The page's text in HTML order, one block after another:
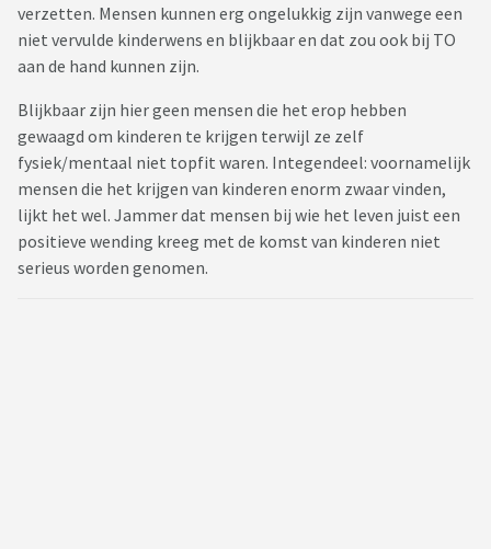
verzetten. Mensen kunnen erg ongelukkig zijn vanwege een
niet vervulde kinderwens en blijkbaar en dat zou ook bij TO
aan de hand kunnen zijn.
Blijkbaar zijn hier geen mensen die het erop hebben
gewaagd om kinderen te krijgen terwijl ze zelf
fysiek/mentaal niet topfit waren. Integendeel: voornamelijk
mensen die het krijgen van kinderen enorm zwaar vinden,
lijkt het wel. Jammer dat mensen bij wie het leven juist een
positieve wending kreeg met de komst van kinderen niet
serieus worden genomen.